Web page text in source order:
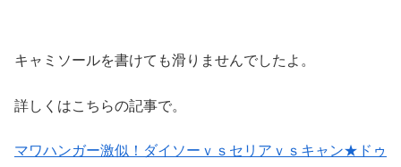
キャミソールを書けても滑りませんでしたよ。
詳しくはこちらの記事で。
マワハンガー激似！ダイソーｖｓセリアｖｓキャン★ドゥ